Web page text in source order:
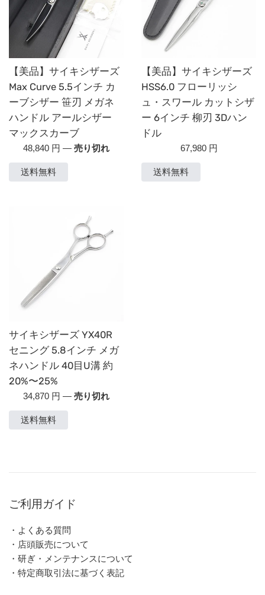
【美品】サイキシザーズ
Max Curve 5.5インチ カ
ーブシザー 笹刃 メガネ
ハンドル アールシザー
マックスカーブ
通
常
価
48,840 円 — 売り切れ
送料無料
【美品】サイキシザーズ
HSS6.0 フローリッシ
ュ・スワール カットシザ
ー 6インチ 柳刃 3Dハン
ドル
通
常
価
67,980 円
送料無料
サイキシザーズ YX40R
セニング 5.8インチ メガ
ネハンドル 40目U溝 約
20%〜25%
通
常
価
34,870 円 — 売り切れ
送料無料
ご利用ガイド
・よくある質問
・店頭販売について
・研ぎ・メンテナンスについて
・特定商取引法に基づく表記